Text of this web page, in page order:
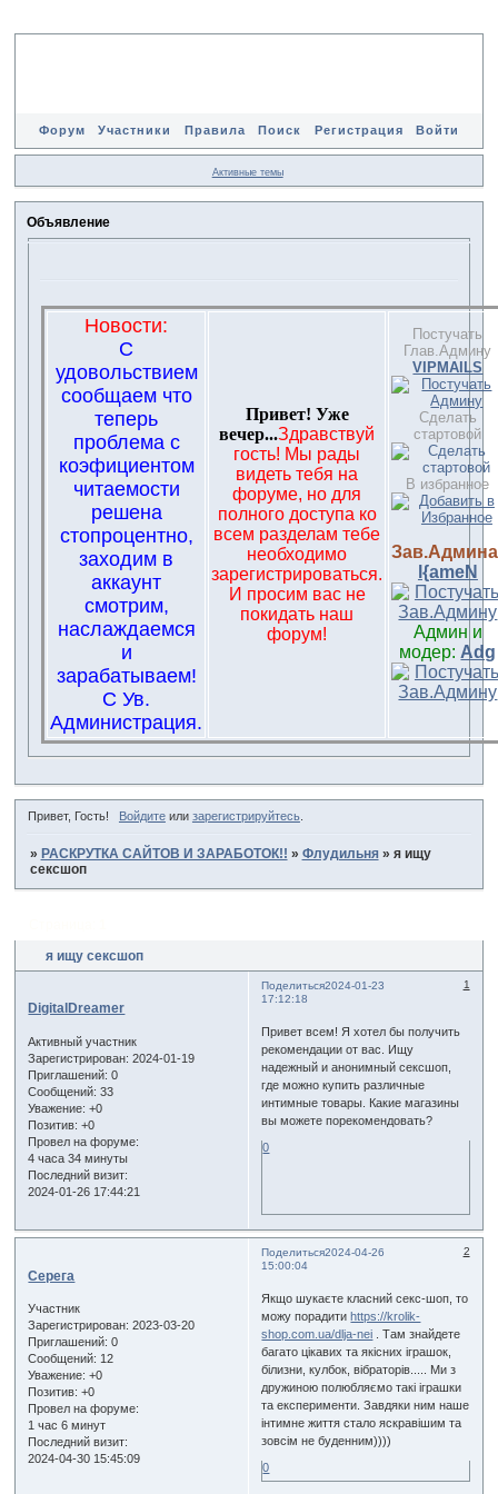
Форум Участники Правила Поиск Регистрация Войти
Активные темы
Объявление
Новости:
С
удовольствием
сообщаем что
теперь
проблема с
коэфициентом
читаемости
решена
стопроцентно,
заходим в
аккаунт
смотрим,
наслаждаемся
и
зарабатываем!
С Ув.
Администрация.
Привет! Уже
вечер...Здравствуй
гость! Мы рады
видеть тебя на
форуме, но для
полного доступа ко
всем разделам тебе
необходимо
зарегистрироваться.
И просим вас не
покидать наш
форум!
Постучать
Глав.Админу
VIPMAILS
Сделать
стартовой
В избранное
l{ameN
Админ и
модер: Adg
Привет, Гость! Войдитеили зарегистрируйтесь.
» РАСКРУТКА САЙТОВ И ЗАРАБОТОК!! » Флудильня » я ищу
сексшоп
я ищу сексшоп
Поделиться 1
2024-01-23
17:12:18
DigitalDreamer
Активный участник
Зарегистрирован: 2024-01-19
Приглашений: 0
Сообщений: 33
Уважение: +0
Позитив: +0
Провел на форуме:
4 часа 34 минуты
Последний визит:
2024-01-26 17:44:21
Привет всем! Я хотел бы получить
рекомендации от вас. Ищу
надежный и анонимный сексшоп,
где можно купить различные
интимные товары. Какие магазины
вы можете порекомендовать?
0
Поделиться 2
2024-04-26
15:00:04
Серега
Участник
Зарегистрирован: 2023-03-20
Приглашений: 0
Сообщений: 12
Уважение: +0
Позитив: +0
Провел на форуме:
1 час 6 минут
Последний визит:
2024-04-30 15:45:09
Якщо шукаєте класний секс-шоп, то
можу порадити https://krolik-
shop.com.ua/dlja-nei . Там знайдете
багато цікавих та якісних іграшок,
білизни, кулбок, вібраторів..... Ми з
дружиною полюбляємо такі іграшки
та експерименти. Завдяки ним наше
інтимне життя стало яскравішим та
зовсім не буденним))))
0